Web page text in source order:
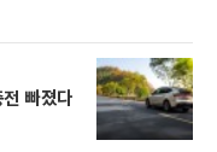
빠졌다